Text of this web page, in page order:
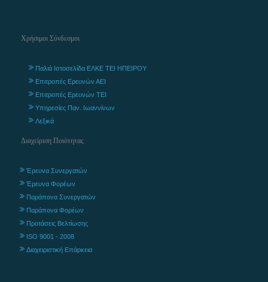
Χρήσιμοι Σύνδεσμοι
Παλιά Ιστοσελίδα ΕΛΚΕ ΤΕΙ ΗΠΕΙΡΟΥ
Επιτροπές Ερευνών ΑΕΙ
Επιτροπές Ερευνών ΤΕΙ
Υπηρεσίες Παν. Ιωαννίνων
Λεξικά
Διαχείριση Ποιότητας
Έρευνα Συνεργατών
Έρευνα Φορέων
Παράπονα Συνεργατών
Παράπονα Φορέων
Προτάσεις Βελτίωσης
ISO 9001 - 2008
Διαχειριστική Επάρκεια